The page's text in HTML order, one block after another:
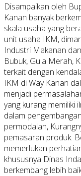
Disampaikan oleh
Kanan banyak
skala usaha yang
unit usaha IKM,
Industri Makanan
Bubuk, Gula Merah,
terkait dengan
IKM di Way Kanan
menjadi
yang kurang memiliki
dalam
permodalan,
pemasaran produk.
memerlukan
khususnya Dinas
berkembang lebih